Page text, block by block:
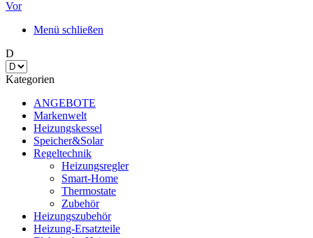
Vor
Menü schließen
D
Kategorien
ANGEBOTE
Markenwelt
Heizungskessel
Speicher&Solar
Regeltechnik
Heizungsregler
Smart-Home
Thermostate
Zubehör
Heizungszubehör
Heizung-Ersatzteile